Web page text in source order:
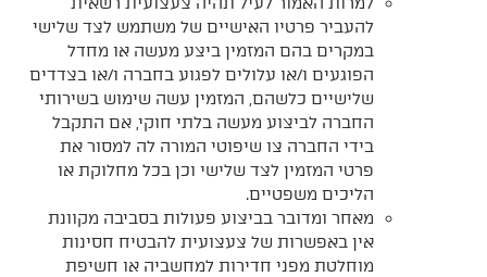
להעביר פרטיו האישיים של משתמש לצד שלישי
במקרים בהם המזמין ביצע מעשה או מחדל
הפוגעים ו/או עלולים לפגוע בחברה ו/או בצדדים
שלישיים כלשהם, המזמין עשה שימוש בשירותי
החברה לביצוע מעשה בלתי חוקי, אם התקבל
בידי החברה צו שיפוטי המורה לה למסור את
פרטי המזמין לצד שלישי וכן בכל מחלוקת או
הליכים משפטיים.
מאחר ומדובר בביצוע פעולות בסביבה מקוונת
אין באפשרות של צעצועית להבטיח חסינות
מוחלטת מפני חדירות למחשביה או חשיפת